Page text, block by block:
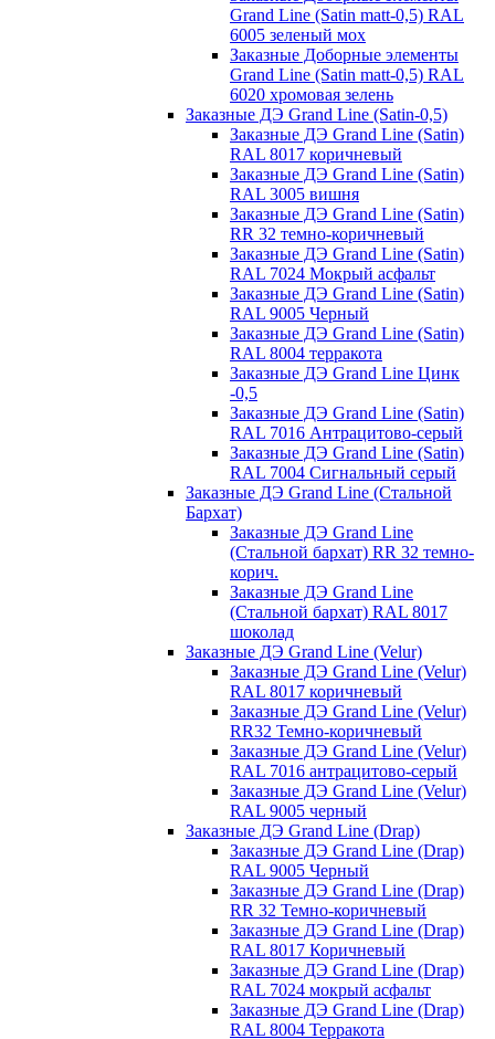
Grand Line (Satin matt-0,5) RAL
6005 зеленый мох
Заказные Доборные элементы
Grand Line (Satin matt-0,5) RAL
6020 хромовая зелень
Заказные ДЭ Grand Line (Satin-0,5)
Заказные ДЭ Grand Line (Satin)
RAL 8017 коричневый
Заказные ДЭ Grand Line (Satin)
RAL 3005 вишня
Заказные ДЭ Grand Line (Satin)
RR 32 темно-коричневый
Заказные ДЭ Grand Line (Satin)
RAL 7024 Мокрый асфальт
Заказные ДЭ Grand Line (Satin)
RAL 9005 Черный
Заказные ДЭ Grand Line (Satin)
RAL 8004 терракота
Заказные ДЭ Grand Line Цинк
-0,5
Заказные ДЭ Grand Line (Satin)
RAL 7016 Антрацитово-серый
Заказные ДЭ Grand Line (Satin)
RAL 7004 Сигнальный серый
Заказные ДЭ Grand Line (Стальной
Бархат)
Заказные ДЭ Grand Line
(Стальной бархат) RR 32 темно-
корич.
Заказные ДЭ Grand Line
(Стальной бархат) RAL 8017
шоколад
Заказные ДЭ Grand Line (Velur)
Заказные ДЭ Grand Line (Velur)
RAL 8017 коричневый
Заказные ДЭ Grand Line (Velur)
RR32 Темно-коричневый
Заказные ДЭ Grand Line (Velur)
RAL 7016 антрацитово-серый
Заказные ДЭ Grand Line (Velur)
RAL 9005 черный
Заказные ДЭ Grand Line (Drap)
Заказные ДЭ Grand Line (Drap)
RAL 9005 Черный
Заказные ДЭ Grand Line (Drap)
RR 32 Темно-коричневый
Заказные ДЭ Grand Line (Drap)
RAL 8017 Коричневый
Заказные ДЭ Grand Line (Drap)
RAL 7024 мокрый асфальт
Заказные ДЭ Grand Line (Drap)
RAL 8004 Терракота